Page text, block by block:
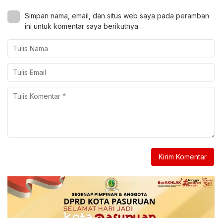
Simpan nama, email, dan situs web saya pada peramban
ini untuk komentar saya berikutnya.